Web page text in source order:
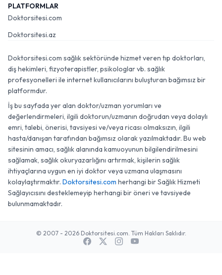
PLATFORMLAR
Doktorsitesi.com
Doktorsitesi.az
Doktorsitesi.com sağlık sektöründe hizmet veren tıp doktorları,
diş hekimleri, fizyoterapistler, psikologlar vb. sağlık
profesyonelleri ile internet kullanıcılarını buluşturan bağımsız bir
platformdur.
İş bu sayfada yer alan doktor/uzman yorumları ve
değerlendirmeleri, ilgili doktorun/uzmanın doğrudan veya dolaylı
emri, talebi, önerisi, tavsiyesi ve/veya ricası olmaksızın, ilgili
hasta/danışan tarafından bağımsız olarak yazılmaktadır. Bu web
sitesinin amacı, sağlık alanında kamuoyunun bilgilendirilmesini
sağlamak, sağlık okuryazarlığını artırmak, kişilerin sağlık
ihtiyaçlarına uygun en iyi doktor veya uzmana ulaşmasını
kolaylaştırmaktır. Doktorsitesi.com herhangi bir Sağlık Hizmeti
Sağlayıcısını desteklemeyip herhangi bir öneri ve tavsiyede
bulunmamaktadır.
© 2007 - 2026 Doktorsitesi.com. Tüm Hakları Saklıdır.